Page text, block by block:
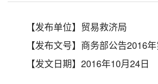
【发布单位】贸易救济局
【发布文号】商务部公告2016
【发文日期】2016年10月24日